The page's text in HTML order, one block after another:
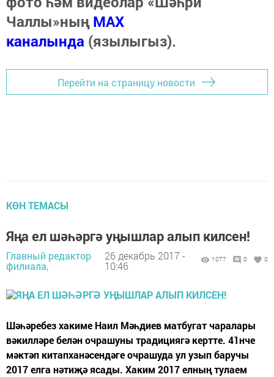
Чаллы»ныңMAX
каналында (язылыгыз).
Перейти на страницу новости
КӨН ТЕМАСЫ
Яңа ел шәһәргә уңышлар алып килсен!
Главный редактор
филиала,
26 декабрь 2017 -
10:46
1077 0 0
Шәһәребез хакиме Наил Мәһдиев матбугат чаралары
вәкилләре белән очрашуны традициягә кертте. 41нче
мәктәп китапханәсендәге очрашуда ул узып баручы
2017 елга нәтиҗә ясады. Хаким 2017 елның тулаем